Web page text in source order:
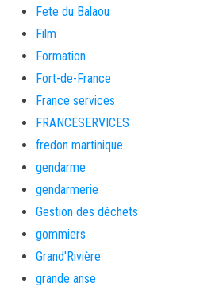
Fete du Balaou
Film
Formation
Fort-de-France
France services
FRANCESERVICES
fredon martinique
gendarme
gendarmerie
Gestion des déchets
gommiers
Grand'Rivière
grande anse